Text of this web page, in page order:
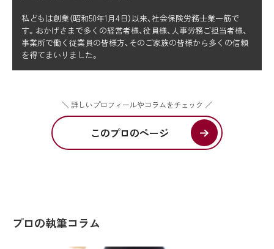
私どもは創業（昭和50年1月4日）以来、社会保険労務士業一筋で
す。おかげさまで多くの経営者様、役員様、人事労務ご担当者様、
事業所で働く従業員の皆様方、そのご家族の皆様から多くの信頼
を得てまいりました。
＼ 詳しいプロフィールやコラムをチェック ／
このプロのページ
プロの執筆コラム